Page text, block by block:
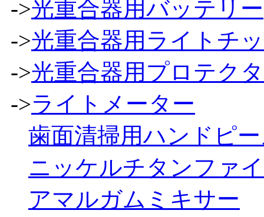
->光重合器用バッテリー
->光重合器用ライトチ
->光重合器用プロテク
->ライトメーター
歯面清掃用ハンドピ
ニッケルチタンファ
アマルガムミキサー